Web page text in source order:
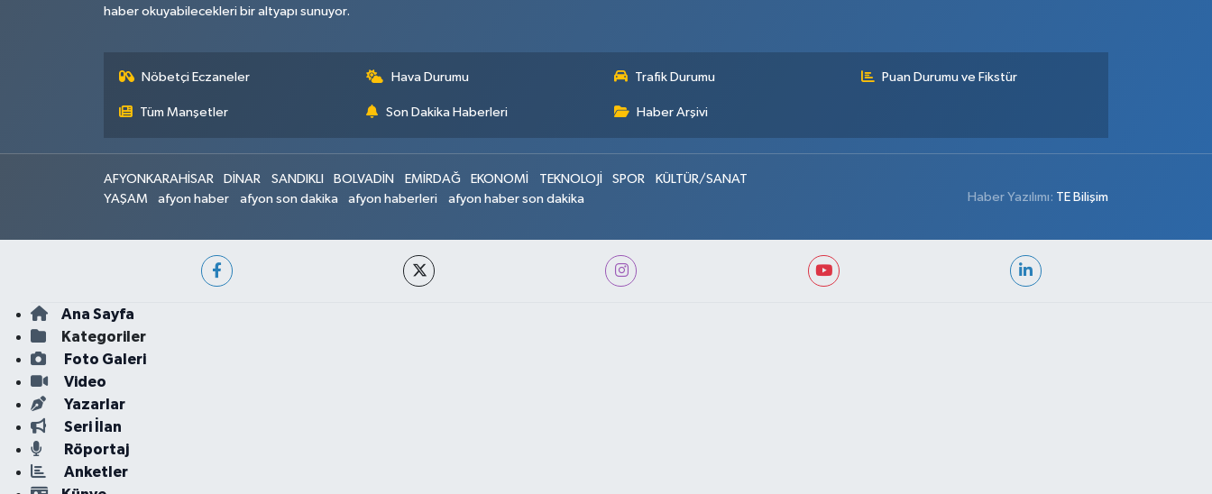
haber okuyabilecekleri bir altyapı sunuyor.
Nöbetçi Eczaneler Hava Durumu Trafik Durumu Puan Durumu ve Fikstür
Tüm Manşetler Son Dakika Haberleri Haber Arşivi
AFYONKARAHİSAR DİNAR SANDIKLI BOLVADİN EMİRDAĞ EKONOMİ TEKNOLOJİ SPOR
KÜLTÜR/SANAT
YAŞAM
afyon haber afyon son dakika afyon haberleri afyon haber son dakika Haber Yazılımı: TE Bilişim
Ana Sayfa
Kategoriler
Foto Galeri
Video
Yazarlar
Seri İlan
Röportaj
Anketler